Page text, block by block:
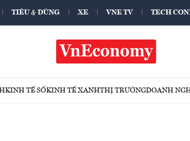
TIÊU & DÙNG XE VNE TV TECH
KINH TẾ SỐKINH TẾ XANHTHỊ TRƯỜNGDOANH